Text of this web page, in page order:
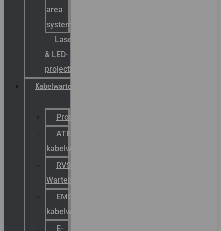
area
systemen
Laserbelijning
& LED-
projectie
Kabelwartels
Productcatalogus
ATEX
kabelwartels
RVS
Wartels
EMC
kabelwartels
E-